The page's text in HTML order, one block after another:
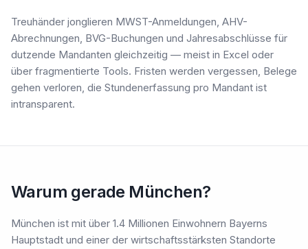
Treuhänder jonglieren MWST-Anmeldungen, AHV-
Abrechnungen, BVG-Buchungen und Jahresabschlüsse für
dutzende Mandanten gleichzeitig — meist in Excel oder
über fragmentierte Tools. Fristen werden vergessen, Belege
gehen verloren, die Stundenerfassung pro Mandant ist
intransparent.
Warum gerade München?
München ist mit über 1.4 Millionen Einwohnern Bayerns
Hauptstadt und einer der wirtschaftsstärksten Standorte